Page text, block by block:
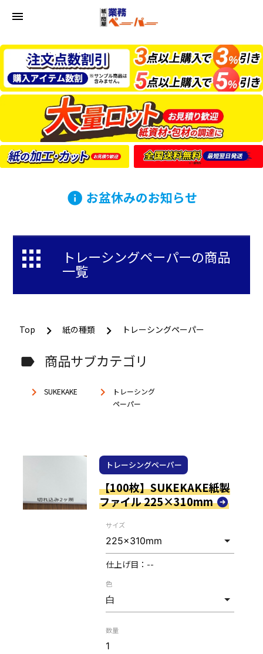
menu
info お盆休みのお知らせ
トレーシングペーパーの商品
一覧
Top 紙の種類 トレーシングペーパー
label 商品サブカテゴリ
keyboard_arrow_right SUKEKAKE keyboard_arrow_right
トレーシング
ペーパー
トレーシングペーパー
【100枚】SUKEKAKE紙製
ファイル 225×310mm
サイズ
仕上げ目： --
色
数量